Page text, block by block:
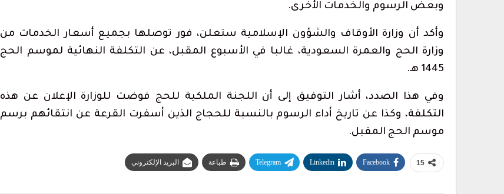
وبعض الرسوم والخدمات الأخرى.
وأكد أن وزارة الأوقاف والشؤون الإسلامية ستعلن، فور توصلها بجميع أسعار الخدمات من
وزارة الحج والعمرة السعودية، غالبا في الأسبوع المقبل، عن التكلفة النهائية لموسم الحج
1445 هـ.
وفي هذا الصدد، أشار التوفيق إلى أن اللجنة الملكية للحج فوضت للوزارة الإعلان عن هذه
التكلفة، وكذا عن تاريخ أداء الرسوم بالنسبة للحجاج الذين أسفرت القرعة عن انتقائهم برسم
موسم الحج المقبل.
15
Facebook
Linkedin
Telegram طباعة البريد الإلكتروني
الحرس المدني بسبتة المحتلة يطلق قناة
تواصل للإبلاغ عن…
أغسطس 5, 2026
أغسطس 5, 2026
أغسطس 2, 2026
1.2 مليون درهم لدعم الدورة الـ31 لمهرجان
تطوان لسينما البحر…
أحكام بالحبس في حق سائقي سيارات أجرة
بتطوان على خلفية أحداث…